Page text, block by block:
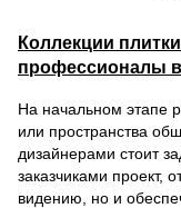
Коллекции
профессионалы
На начальном этапе
или пространства
дизайнерами стоит
заказчиками проект,
видению, но и